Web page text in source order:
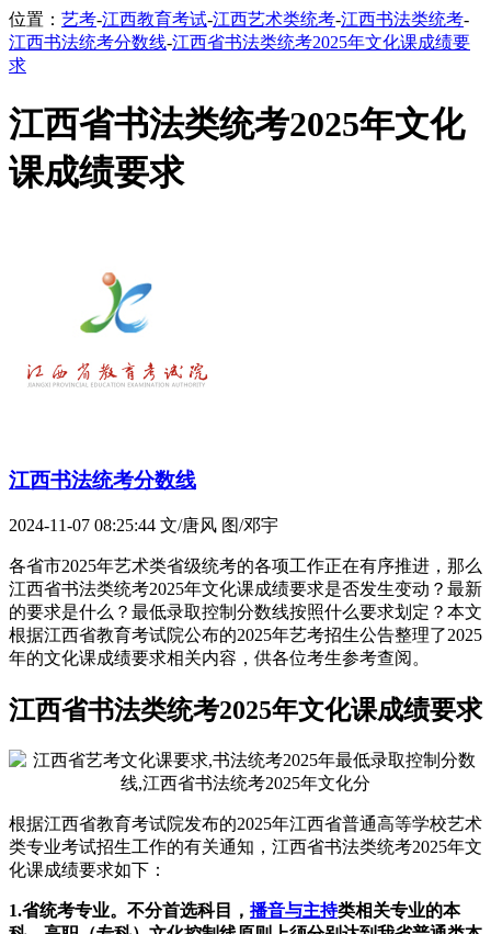
位置： 艺考-江西教育考试-江西艺术类统考-江西书法类统考-
江西书法统考分数线-江西省书法类统考2025年文化课成绩要
求
江西省书法类统考2025年文化
课成绩要求
江西书法统考分数线
2024-11-07 08:25:44 文/唐风 图/邓宇
各省市2025年艺术类省级统考的各项工作正在有序推进，那么
江西省书法类统考2025年文化课成绩要求是否发生变动？最新
的要求是什么？最低录取控制分数线按照什么要求划定？本文
根据江西省教育考试院公布的2025年艺考招生公告整理了2025
年的文化课成绩要求相关内容，供各位考生参考查阅。
江西省书法类统考2025年文化课成绩要求
根据江西省教育考试院发布的2025年江西省普通高等学校艺术
类专业考试招生工作的有关通知，江西省书法类统考2025年文
化课成绩要求如下：
1.省统考专业。不分首选科目， 播音与主持类相关专业的本